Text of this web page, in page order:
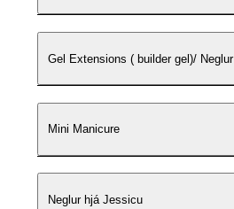
Gel Extensions ( builder gel)/ Neglur
Mini Manicure
Neglur hjá Jessicu